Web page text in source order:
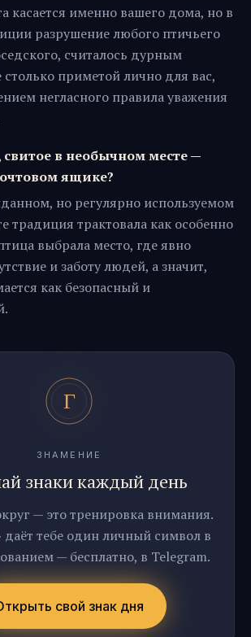
касается именно вашего дома, но в
разрушение любого птичьего
считалось дурным
приметой лично для вас,
негласного правила уважения
свитое в необычном месте —
ящике?
но регулярно используемом
традиция трактовала как особенно
выбрала место, где явно
и заботу людей, а значит,
как безопасный и
ЗНАМЕНИЕ
знаки каждый день
— это тренировка внимания.
даёт тебе один личный символ в
— бесплатно, в Telegram.
свой знак дня